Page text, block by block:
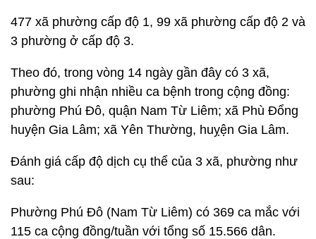
477 xã phường cấp độ 1, 99 xã phường cấp độ 2 và
3 phường ở cấp độ 3.
Theo đó, trong vòng 14 ngày gần đây có 3 xã,
phường ghi nhận nhiều ca bệnh trong cộng đồng:
phường Phú Đô, quận Nam Từ Liêm; xã Phù Đổng
huyện Gia Lâm; xã Yên Thường, huỵện Gia Lâm.
Đánh giá cấp độ dịch cụ thể của 3 xã, phường như
sau:
Phường Phú Đô (Nam Từ Liêm) có 369 ca mắc với
115 ca cộng đồng/tuần với tổng số 15.566 dân.